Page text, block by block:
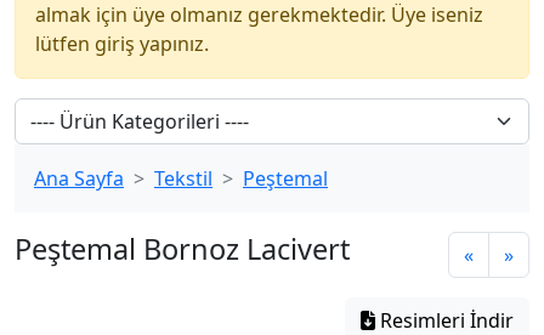
almak için üye olmanız gerekmektedir. Üye iseniz
lütfen giriş yapınız.
Ana Sayfa Tekstil Peştemal
Peştemal Bornoz Lacivert « »
Resimleri İndir